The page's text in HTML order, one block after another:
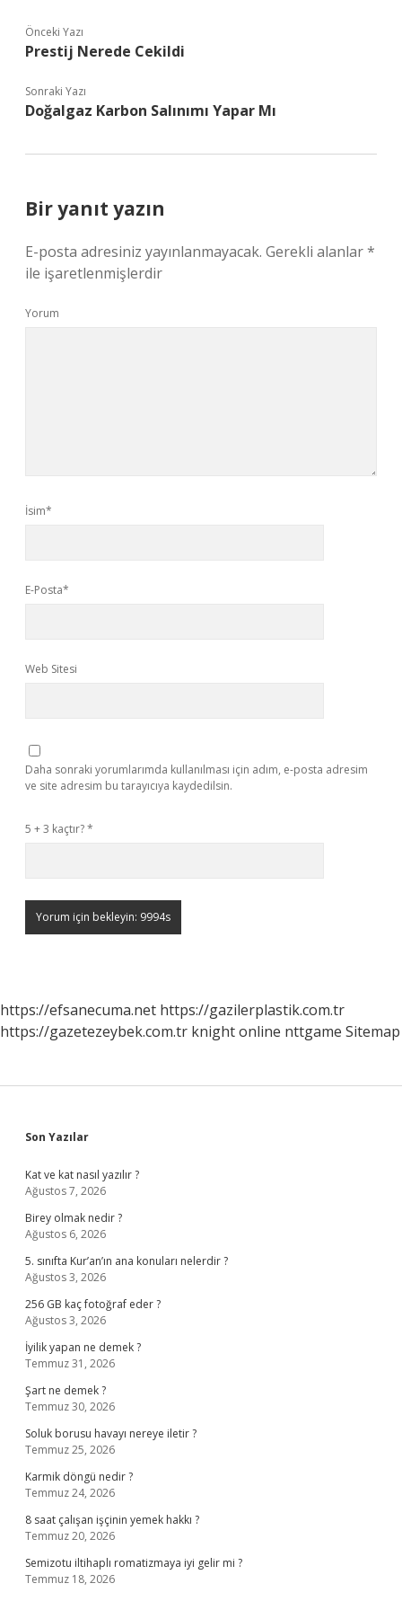
Önceki Yazı
Prestij Nerede Cekildi
Sonraki Yazı
Doğalgaz Karbon Salınımı Yapar Mı
Bir yanıt yazın
E-posta adresiniz yayınlanmayacak. Gerekli alanlar*
ile işaretlenmişlerdir
Yorum
İsim*
E-Posta*
Web Sitesi
Daha sonraki yorumlarımda kullanılması için adım, e-posta adresim
ve site adresim bu tarayıcıya kaydedilsin.
5 + 3 kaçtır?*
https://efsanecuma.net https://gazilerplastik.com.tr
https://gazetezeybek.com.tr knight online nttgame Sitemap
Sidebar
Son Yazılar
Kat ve kat nasıl yazılır ?
Ağustos 7, 2026
Birey olmak nedir ?
Ağustos 6, 2026
5. sınıfta Kur’an’ın ana konuları nelerdir ?
Ağustos 3, 2026
256 GB kaç fotoğraf eder ?
Ağustos 3, 2026
İyilik yapan ne demek ?
Temmuz 31, 2026
Şart ne demek ?
Temmuz 30, 2026
Soluk borusu havayı nereye iletir ?
Temmuz 25, 2026
Karmik döngü nedir ?
Temmuz 24, 2026
8 saat çalışan işçinin yemek hakkı ?
Temmuz 20, 2026
Semizotu iltihaplı romatizmaya iyi gelir mi ?
Temmuz 18, 2026